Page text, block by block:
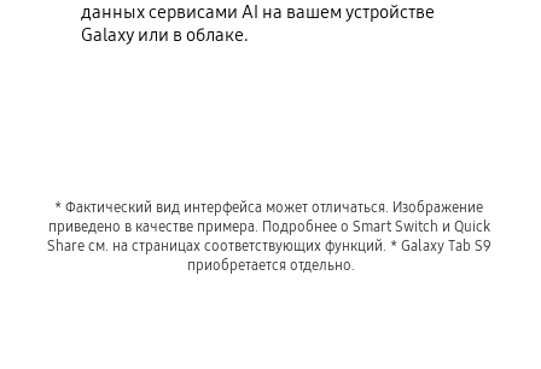
данных сервисами AI на вашем устройстве
Galaxy или в облаке.
* Фактический вид интерфейса может отличаться. Изображение
приведено в качестве примера. Подробнее о Smart Switch и Quick
Share см. на страницах соответствующих функций. * Galaxy Tab S9
приобретается отдельно.